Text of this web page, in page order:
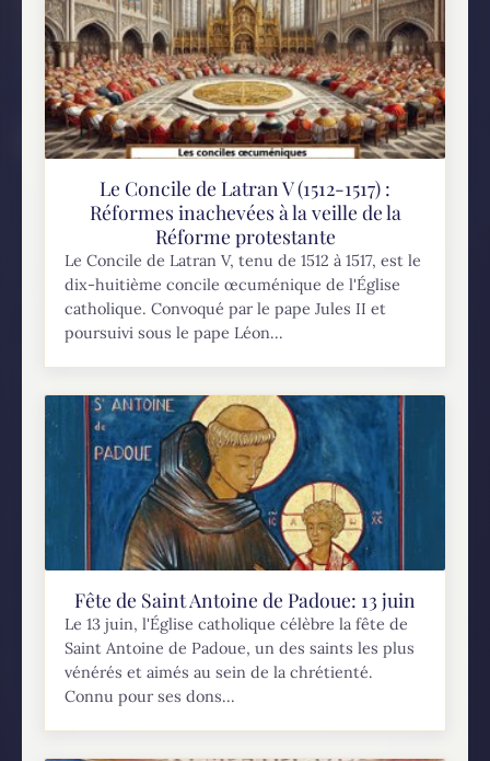
Le Concile de Latran V (1512-1517) :
Réformes inachevées à la veille de la
Réforme protestante
Le Concile de Latran V, tenu de 1512 à 1517, est le
dix-huitième concile œcuménique de l'Église
catholique. Convoqué par le pape Jules II et
poursuivi sous le pape Léon...
Fête de Saint Antoine de Padoue: 13 juin
Le 13 juin, l'Église catholique célèbre la fête de
Saint Antoine de Padoue, un des saints les plus
vénérés et aimés au sein de la chrétienté.
Connu pour ses dons...